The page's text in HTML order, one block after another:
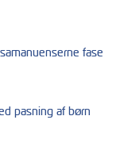
fase
pasning af børn